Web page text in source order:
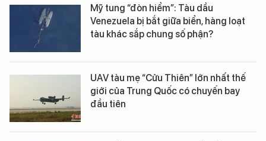
Mỹ tung “đòn hiểm”: Tàu dầu
Venezuela bị bắt giữa biển, hàng loạt
tàu khác sắp chung số phận?
UAV tàu mẹ “Cửu Thiên” lớn nhất thế
giới của Trung Quốc có chuyến bay
đầu tiên